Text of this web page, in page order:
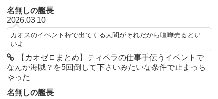
名無しの艦長
2026.03.10
カオスのイベント枠で出てくる人間がそれだから喧嘩売るとい
いよ
【カオゼロまとめ】ティペラの仕事手伝うイベントで
なんか海賊？を5回倒して下さいみたいな条件で止まっち
ゃった
名無しの艦長